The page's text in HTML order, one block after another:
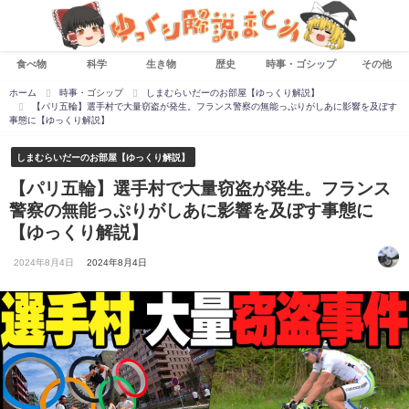
食べ物 科学 生き物 歴史 時事・ゴシップ その他
ホーム 時事・ゴシップ
しまむらいだーのお部屋【ゆっくり解説】
【パリ五輪】選手村で大量窃盗が発生。フランス警察の無能っぷりがしあに影響を及ぼす
事態に【ゆっくり解説】
しまむらいだーのお部屋【ゆっくり解説】
【パリ五輪】選手村で大量窃盗が発生。フランス
警察の無能っぷりがしあに影響を及ぼす事態に
【ゆっくり解説】
2024年8月4日 2024年8月4日